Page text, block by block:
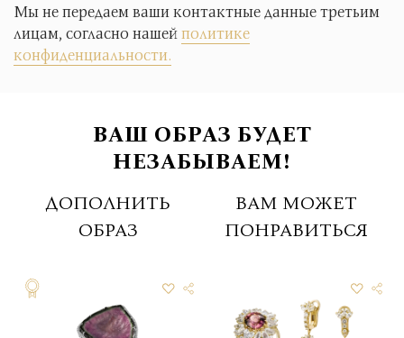
Мы не передаем ваши контактные данные третьим
лицам, согласно нашейполитике
конфиденциальности.
ВАШ ОБРАЗ БУДЕТ
НЕЗАБЫВАЕМ!
ДОПОЛНИТЬ
ОБРАЗ
ВАМ МОЖЕТ
ПОНРАВИТЬСЯ